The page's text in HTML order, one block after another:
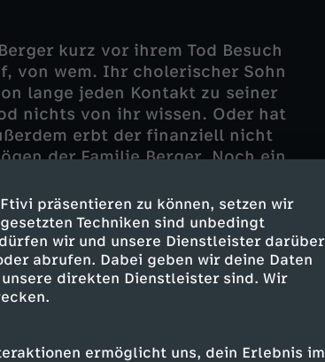
präsentieren zu können, setzen wir
Techniken sind unbedingt
wir und unsere Dienstleister darüber
abrufen. Dabei geben wir deine Daten
direkten Dienstleister sind. Wir
ermöglicht uns, dein Erlebnis im
kurz vor ihrem Tod Besuch
von wem. Ihr cholerischer Sohn
lange jeden Kontakt zu seiner
nichts von ihr wissen. Oder hat
erbt der finanziell nicht
der Familie Berger. Noch ein
Erbe gemacht: Trudes
großen Zufall: Trude Bergers
Tochter von Fritz'
Daniel Überling, ein inniges
als zu ihrer eigenen
erwachsenen Kinder
wird Fritz beinahe getötet.